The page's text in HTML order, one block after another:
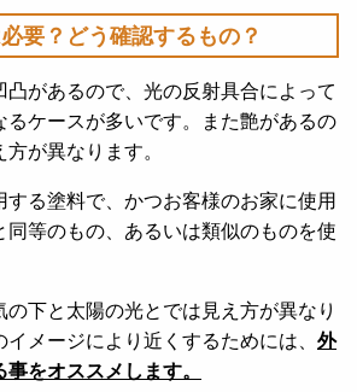
要？どう確認するもの？
凸があるので、光の反射具合によって
るケースが多いです。また艶があるの
が異なります。
る塗料で、かつお客様のお家に使用
同等のもの、あるいは類似のものを使
の下と太陽の光とでは見え方が異なり
メージにより近くするためには、 外
をオススメします。